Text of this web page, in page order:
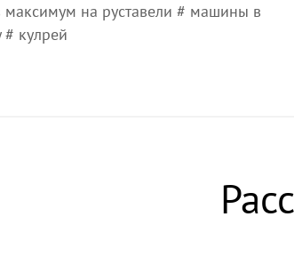
максимум на руставели # машины в
кулрей